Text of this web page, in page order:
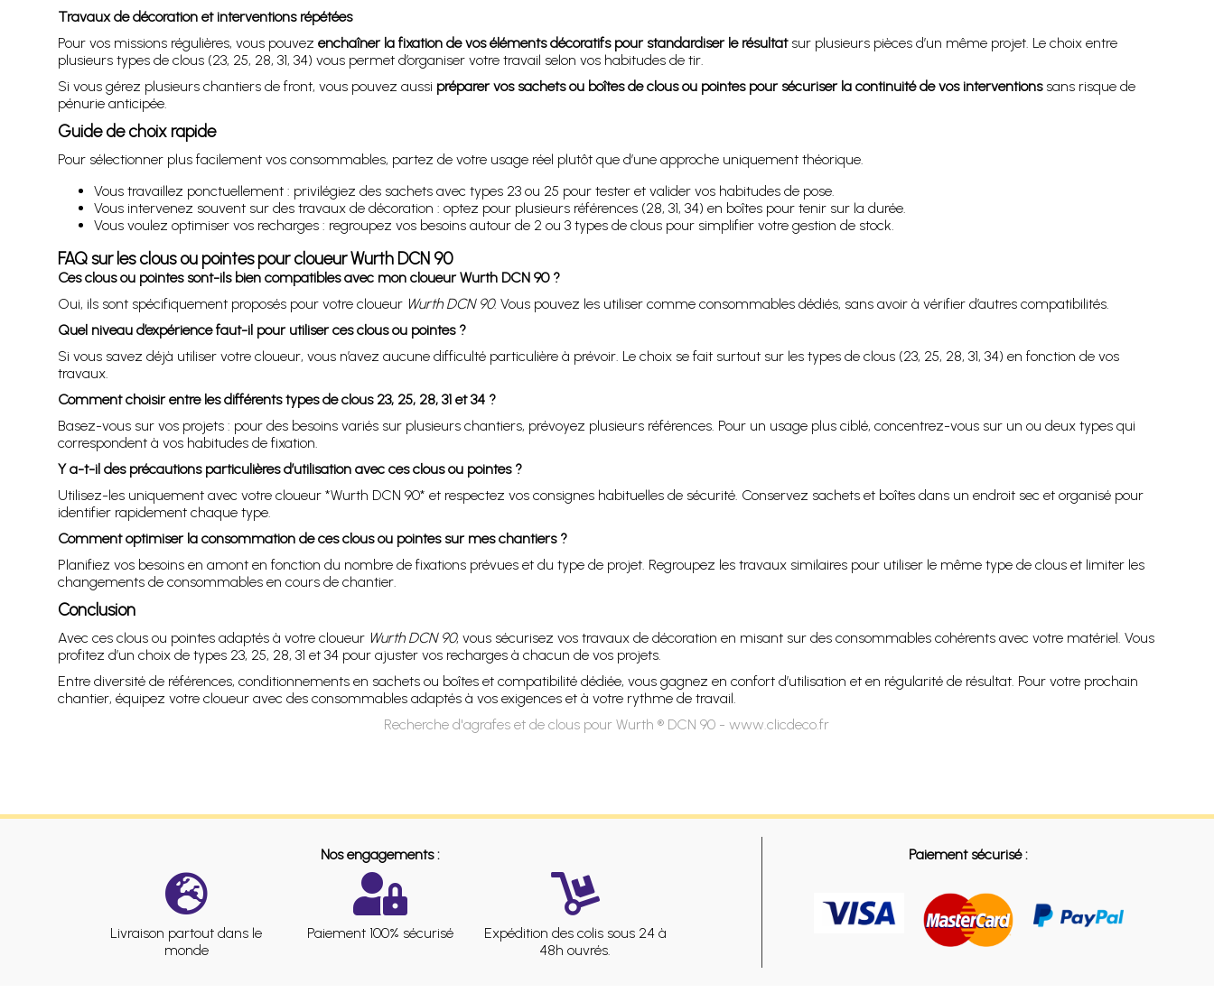
Travaux de décoration et interventions répétées
Pour vos missions régulières, vous pouvez enchaîner la fixation de vos éléments décoratifs pour standardiser le résultatsur plusieurs pièces d’un même projet. Le choix entre
plusieurs types de clous (23, 25, 28, 31, 34) vous permet d’organiser votre travail selon vos habitudes de tir.
Si vous gérez plusieurs chantiers de front, vous pouvez aussi préparer vos sachets ou boîtes de clous ou pointes pour sécuriser la continuité de vos interventionssans risque de
pénurie anticipée.
Guide de choix rapide
Pour sélectionner plus facilement vos consommables, partez de votre usage réel plutôt que d’une approche uniquement théorique.
Vous travaillez ponctuellement : privilégiez des sachets avec types 23 ou 25 pour tester et valider vos habitudes de pose.
Vous intervenez souvent sur des travaux de décoration : optez pour plusieurs références (28, 31, 34) en boîtes pour tenir sur la durée.
Vous voulez optimiser vos recharges : regroupez vos besoins autour de 2 ou 3 types de clous pour simplifier votre gestion de stock.
FAQ sur les clous ou pointes pour cloueur Wurth DCN 90
Ces clous ou pointes sont-ils bien compatibles avec mon cloueur Wurth DCN 90 ?
Oui, ils sont spécifiquement proposés pour votre cloueur Wurth DCN 90. Vous pouvez les utiliser comme consommables dédiés, sans avoir à vérifier d’autres compatibilités.
Quel niveau d’expérience faut-il pour utiliser ces clous ou pointes ?
Si vous savez déjà utiliser votre cloueur, vous n’avez aucune difficulté particulière à prévoir. Le choix se fait surtout sur les types de clous (23, 25, 28, 31, 34) en fonction de vos
travaux.
Comment choisir entre les différents types de clous 23, 25, 28, 31 et 34 ?
Basez-vous sur vos projets : pour des besoins variés sur plusieurs chantiers, prévoyez plusieurs références. Pour un usage plus ciblé, concentrez-vous sur un ou deux types qui
correspondent à vos habitudes de fixation.
Y a-t-il des précautions particulières d’utilisation avec ces clous ou pointes ?
Utilisez-les uniquement avec votre cloueur *Wurth DCN 90* et respectez vos consignes habituelles de sécurité. Conservez sachets et boîtes dans un endroit sec et organisé pour
identifier rapidement chaque type.
Comment optimiser la consommation de ces clous ou pointes sur mes chantiers ?
Planifiez vos besoins en amont en fonction du nombre de fixations prévues et du type de projet. Regroupez les travaux similaires pour utiliser le même type de clous et limiter les
changements de consommables en cours de chantier.
Conclusion
Avec ces clous ou pointes adaptés à votre cloueur Wurth DCN 90, vous sécurisez vos travaux de décoration en misant sur des consommables cohérents avec votre matériel. Vous
profitez d’un choix de types 23, 25, 28, 31 et 34 pour ajuster vos recharges à chacun de vos projets.
Entre diversité de références, conditionnements en sachets ou boîtes et compatibilité dédiée, vous gagnez en confort d’utilisation et en régularité de résultat. Pour votre prochain
chantier, équipez votre cloueur avec des consommables adaptés à vos exigences et à votre rythme de travail.
Recherche d'agrafes et de clous pour Wurth ® DCN 90 - www.clicdeco.fr
Nos engagements :
Livraison partout dans le
monde
Paiement 100% sécurisé
Expédition des colis sous 24 à
48h ouvrés.
Paiement sécurisé :